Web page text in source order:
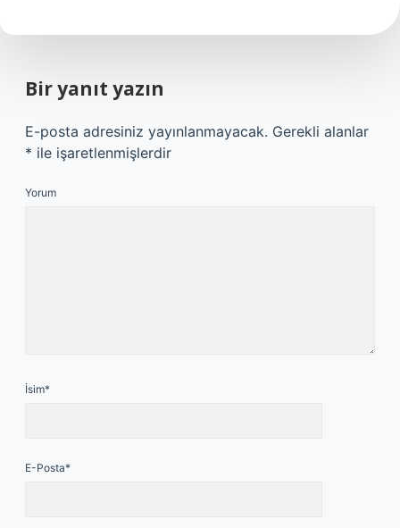
Bir yanıt yazın
E-posta adresiniz yayınlanmayacak. Gerekli alanlar
* ile işaretlenmişlerdir
Yorum
İsim*
E-Posta*